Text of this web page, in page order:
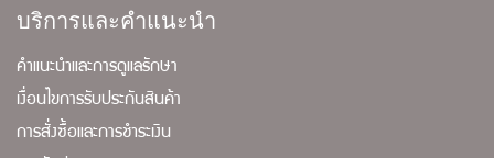
บริการและคำแนะนำ
คำแนะนำและการดูแลรักษา
เงื่อนไขการรับประกันสินค้า
การสั่งซื้อและการชำระเงิน